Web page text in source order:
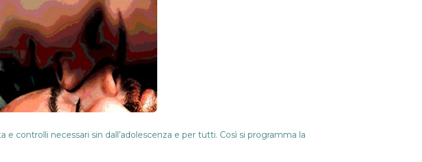
controlli necessari sin dall’adolescenza e per tutti. Così si programma la